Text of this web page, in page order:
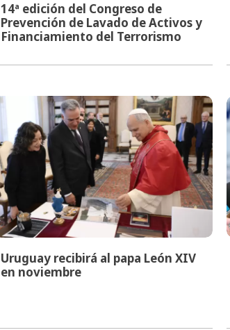
14ª edición del Congreso de
Prevención de Lavado de Activos y
Financiamiento del Terrorismo
Uruguay recibirá al papa León XIV
en noviembre